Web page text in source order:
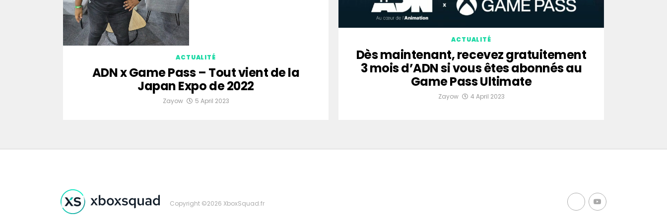
ACTUALITÉ
ADN x Game Pass – Tout vient de la
Japan Expo de 2022
Zayow 5 April 2023
ACTUALITÉ
Dès maintenant, recevez gratuitement
3 mois d’ADN si vous êtes abonnés au
Game Pass Ultimate
Zayow 4 April 2023
Copyright ©2026 XboxSquad.fr